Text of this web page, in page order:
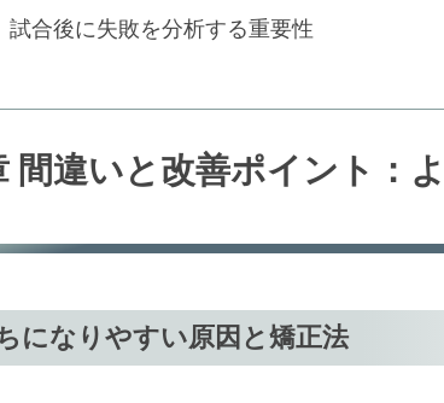
試合後に失敗を分析する重要性
間違いと改善ポイント：
になりやすい原因と矯正法